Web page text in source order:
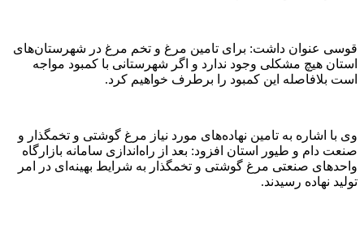
قوسی عنوان داشت: برای تامین مرغ و تخم مرغ در شهرستان‌های
استان هیچ مشکلی وجود ندارد و اگر شهرستانی با کمبود مواجه
است بلافاصله این کمبود را برطرف خواهیم کرد.
وی با اشاره به تامین نهاده‌های مورد نیاز مرغ گوشتی و تخمگذار و
صنعت دام و طیور استان افزود: بعد از راه‌اندازی سامانه بازارگاه
واحد‌های صنعتی مرغ گوشتی و تخمگذار به شرایط بهینه‌ای در امر
تولید نهاده رسیدند.